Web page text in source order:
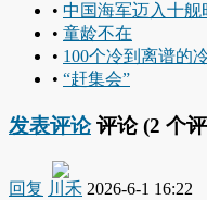
• 中国海军迈入十舰
• 童龄不在
• 100个冷到离谱的
• “赶集会”
发表评论评论 (2 个
回复 川禾 2026-6-1 16:22